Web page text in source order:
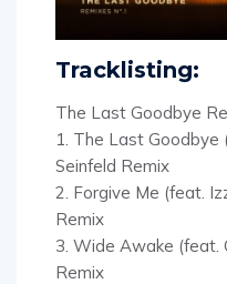
The Last Goodbye
1. The Last Goodbye
Seinfeld Remix
2. Forgive Me (feat.
Remix
3. Wide Awake (feat.